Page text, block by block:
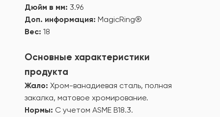
Дюйм в мм: 3.96
Доп. информация: MagicRing®
Вес: 18
Основные характеристики
продукта
Жало: Хром-ванадиевая сталь, полная
закалка, матовое хромирование.
Нормы: С учетом ASME В18.3.